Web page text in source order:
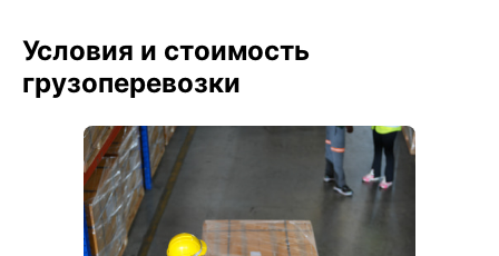
Условия и стоимость
грузоперевозки